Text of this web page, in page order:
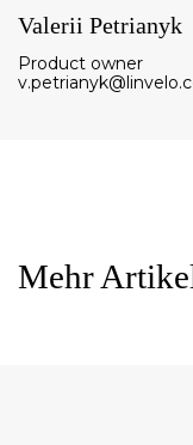
Valerii Petrianyk
Product owner
Mehr